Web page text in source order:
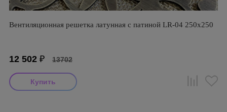
Вентиляционная решетка латунная с патиной LR-04 250х250
12 502 ₽ 13702